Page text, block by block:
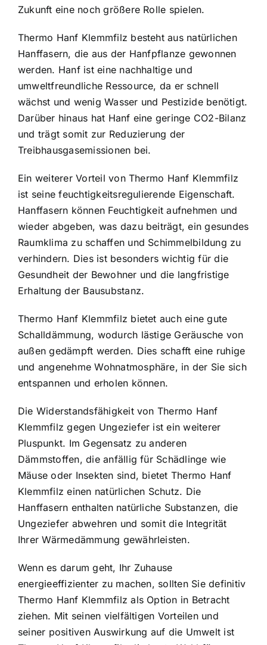
Zukunft eine noch größere Rolle spielen.
Thermo Hanf Klemmfilz besteht aus natürlichen
Hanffasern, die aus der Hanfpflanze gewonnen
werden. Hanf ist eine nachhaltige und
umweltfreundliche Ressource, da er schnell
wächst und wenig Wasser und Pestizide benötigt.
Darüber hinaus hat Hanf eine geringe CO2-Bilanz
und trägt somit zur Reduzierung der
Treibhausgasemissionen bei.
Ein weiterer Vorteil von Thermo Hanf Klemmfilz
ist seine feuchtigkeitsregulierende Eigenschaft.
Hanffasern können Feuchtigkeit aufnehmen und
wieder abgeben, was dazu beiträgt, ein gesundes
Raumklima zu schaffen und Schimmelbildung zu
verhindern. Dies ist besonders wichtig für die
Gesundheit der Bewohner und die langfristige
Erhaltung der Bausubstanz.
Thermo Hanf Klemmfilz bietet auch eine gute
Schalldämmung, wodurch lästige Geräusche von
außen gedämpft werden. Dies schafft eine ruhige
und angenehme Wohnatmosphäre, in der Sie sich
entspannen und erholen können.
Die Widerstandsfähigkeit von Thermo Hanf
Klemmfilz gegen Ungeziefer ist ein weiterer
Pluspunkt. Im Gegensatz zu anderen
Dämmstoffen, die anfällig für Schädlinge wie
Mäuse oder Insekten sind, bietet Thermo Hanf
Klemmfilz einen natürlichen Schutz. Die
Hanffasern enthalten natürliche Substanzen, die
Ungeziefer abwehren und somit die Integrität
Ihrer Wärmedämmung gewährleisten.
Wenn es darum geht, Ihr Zuhause
energieeffizienter zu machen, sollten Sie definitiv
Thermo Hanf Klemmfilz als Option in Betracht
ziehen. Mit seinen vielfältigen Vorteilen und
seiner positiven Auswirkung auf die Umwelt ist